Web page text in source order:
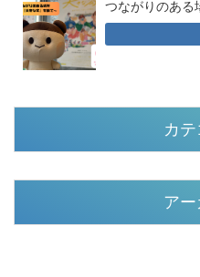
つながりのある
カ
ア